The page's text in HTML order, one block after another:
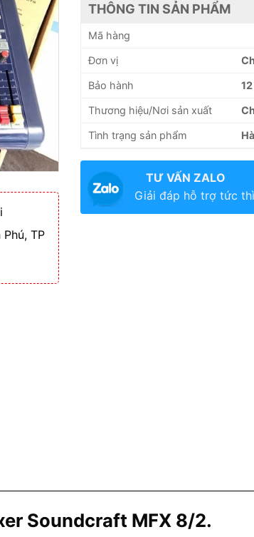
TP
THÔNG TIN SẢN PHẨM
Mã hàng
Đơn vị
Bảo hành
Thương hiệu/Nơi sản xuất
Tình trạng sản phẩm
TƯ VẤN ZALO
Giải đáp hỗ trợ tức thì
Soundcraft MFX 8/2.